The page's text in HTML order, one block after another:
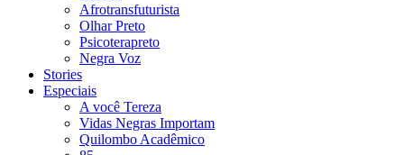
Afrotransfuturista
Olhar Preto
Psicoterapreto
Negra Voz
Stories
Especiais
A você Tereza
Vidas Negras Importam
Quilombo Acadêmico